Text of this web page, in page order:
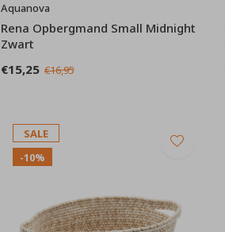
Aquanova
Rena Opbergmand Small Midnight
Zwart
€15,25 €16,95
SALE
-10%